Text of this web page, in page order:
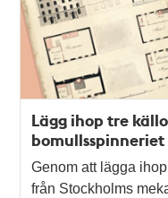
Lägg ihop tre
bomullsspinneriet
Genom att lägga
från Stockholms